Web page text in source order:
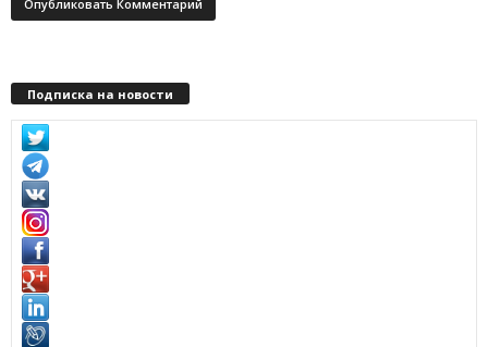
Подписка на новости